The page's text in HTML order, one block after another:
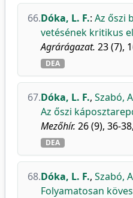
66.Dóka, L. F.: Az őszi
vetésének kritikus
Agrárágazat. 23 (7),
DEA
67.Dóka, L. F., Szabó,
Az őszi
Mezőhír. 26 (9), 36-
DEA
68.Dóka, L. F., Szabó,
Folyamatosan